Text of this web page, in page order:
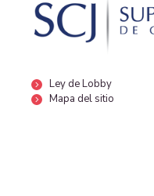
Ley de Lobby
Mapa del sitio